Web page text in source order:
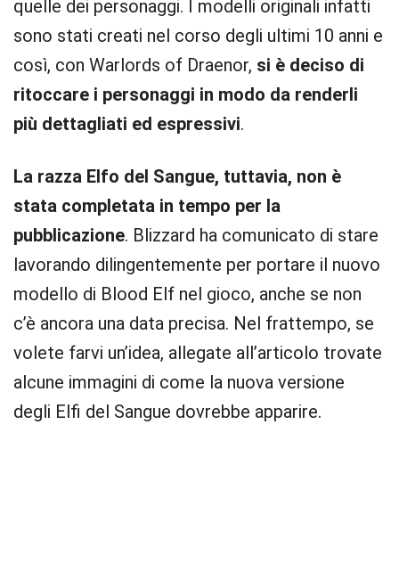
quelle dei personaggi. I modelli originali infatti
sono stati creati nel corso degli ultimi 10 anni e
così, con Warlords of Draenor, si è deciso di
ritoccare i personaggi in modo da renderli
più dettagliati ed espressivi.
La razza Elfo del Sangue, tuttavia, non è
stata completata in tempo per la
pubblicazione. Blizzard ha comunicato di stare
lavorando dilingentemente per portare il nuovo
modello di Blood Elf nel gioco, anche se non
c’è ancora una data precisa. Nel frattempo, se
volete farvi un’idea, allegate all’articolo trovate
alcune immagini di come la nuova versione
degli Elfi del Sangue dovrebbe apparire.